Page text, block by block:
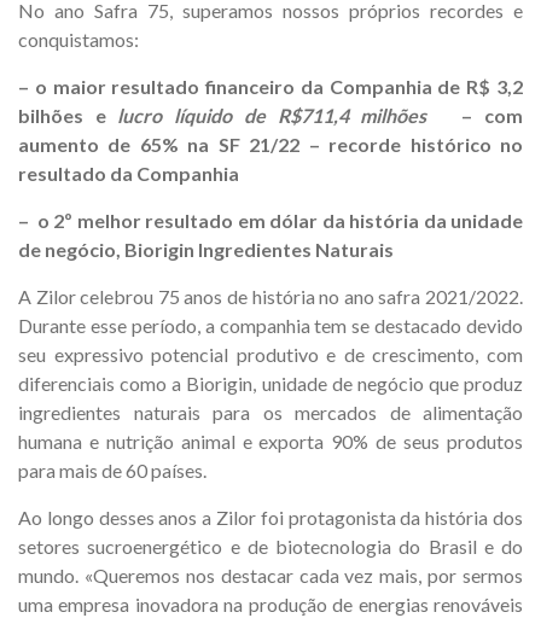
No ano Safra 75, superamos nossos próprios recordes e
conquistamos:
– o maior resultado financeiro da Companhia de R$ 3,2
bilhões e lucro líquido de R$711,4 milhões
– com
aumento de 65% na SF 21/22 – recorde histórico no
resultado da Companhia
– o 2º melhor resultado em dólar da história da unidade
de negócio, Biorigin Ingredientes Naturais
A Zilor celebrou 75 anos de história no ano safra 2021/2022.
Durante esse período, a companhia tem se destacado devido
seu expressivo potencial produtivo e de crescimento, com
diferenciais como a Biorigin, unidade de negócio que produz
ingredientes naturais para os mercados de alimentação
humana e nutrição animal e exporta 90% de seus produtos
para mais de 60 países.
Ao longo desses anos a Zilor foi protagonista da história dos
setores sucroenergético e de biotecnologia do Brasil e do
mundo. «Queremos nos destacar cada vez mais, por sermos
uma empresa inovadora na produção de energias renováveis